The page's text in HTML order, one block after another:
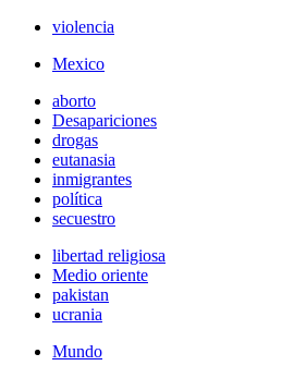
violencia
Mexico
aborto
Desapariciones
drogas
eutanasia
inmigrantes
política
secuestro
libertad religiosa
Medio oriente
pakistan
ucrania
Mundo